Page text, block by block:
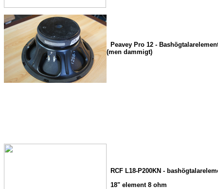
Peavey Pro 12 -
(men dammigt)
RCF L18-P200KN -
18" element 8 ohm